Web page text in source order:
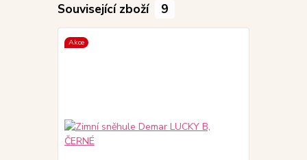
Související zboží 9
Akce